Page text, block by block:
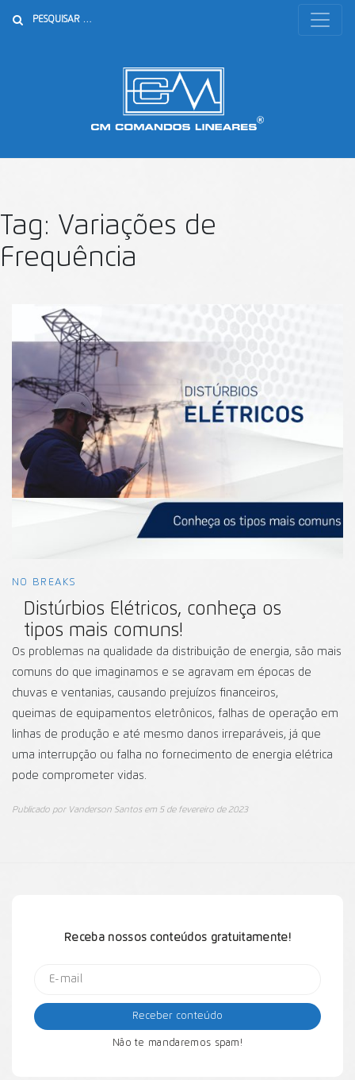
Tag: Variações de
Frequência
NO BREAKS
Distúrbios Elétricos, conheça os
tipos mais comuns!
Os problemas na qualidade da distribuição de energia, são mais
comuns do que imaginamos e se agravam em épocas de
chuvas e ventanias, causando prejuízos financeiros,
queimas de equipamentos eletrônicos, falhas de operação em
linhas de produção e até mesmo danos irreparáveis, já que
uma interrupção ou falha no fornecimento de energia elétrica
pode comprometer vidas.
Publicado por Vanderson Santosem 5 de fevereiro de 2023
Receba nossos conteúdos gratuitamente!
Não te mandaremos spam!